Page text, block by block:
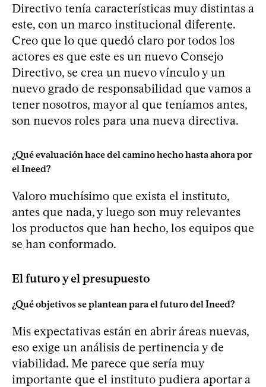
Directivo tenía características muy distintas a
este, con un marco institucional diferente.
Creo que lo que quedó claro por todos los
actores es que este es un nuevo Consejo
Directivo, se crea un nuevo vínculo y un
nuevo grado de responsabilidad que vamos a
tener nosotros, mayor al que teníamos antes,
son nuevos roles para una nueva directiva.
¿Qué evaluación hace del camino hecho hasta ahora por
el Ineed?
Valoro muchísimo que exista el instituto,
antes que nada, y luego son muy relevantes
los productos que han hecho, los equipos que
se han conformado.
El futuro y el presupuesto
¿Qué objetivos se plantean para el futuro del Ineed?
Mis expectativas están en abrir áreas nuevas,
eso exige un análisis de pertinencia y de
viabilidad. Me parece que sería muy
importante que el instituto pudiera aportar a